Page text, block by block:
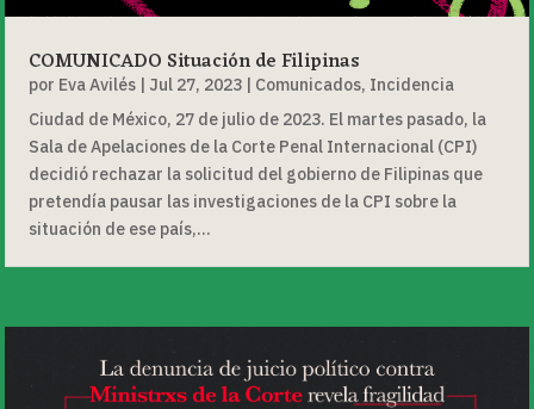
COMUNICADO Situación de Filipinas
por Eva Avilés | Jul 27, 2023 | Comunicados, Incidencia
Ciudad de México, 27 de julio de 2023. El martes pasado, la
Sala de Apelaciones de la Corte Penal Internacional (CPI)
decidió rechazar la solicitud del gobierno de Filipinas que
pretendía pausar las investigaciones de la CPI sobre la
situación de ese país,...